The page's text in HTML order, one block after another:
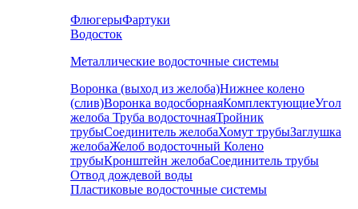
ФлюгерыФартуки
Водосток
Металлические водосточные системы
Воронка (выход из желоба)Нижнее колено
(слив)Воронка водосборнаяКомплектующиеУгол
желоба Труба водосточнаяТройник
трубыСоединитель желобаХомут трубыЗаглушка
желобаЖелоб водосточный Колено
трубыКронштейн желобаСоединитель трубы
Отвод дождевой воды
Пластиковые водосточные системы